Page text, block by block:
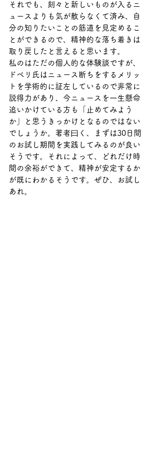
それでも、刻々と新しいものが入るニ
ュースよりも気が散らなくて済み、自
分の知りたいことの筋道を見定めるこ
とができるので、精神的な落ち着きは
取り戻したと言えると思います。
私のはただの個人的な体験談ですが、
ドベリ氏はニュース断ちをするメリッ
トを学術的に証左しているので非常に
説得力があり、今ニュースを一生懸命
追いかけている方も「止めてみよう
か」と思うきっかけとなるのではない
でしょうか。著者曰く、まずは30日間
のお試し期間を実践してみるのが良い
そうです。それによって、どれだけ時
間の余裕ができて、精神が安定するか
が既にわかるそうです。ぜひ、お試し
あれ。